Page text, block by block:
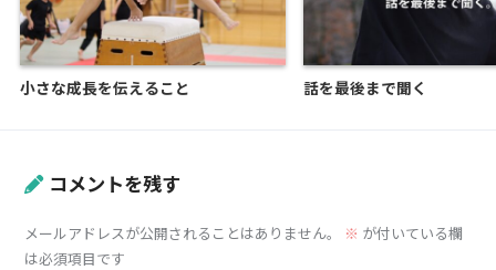
小さな成長を伝えること 話を最後まで聞く
コメントを残す
メールアドレスが公開されることはありません。 ※ が付いている欄
は必須項目です